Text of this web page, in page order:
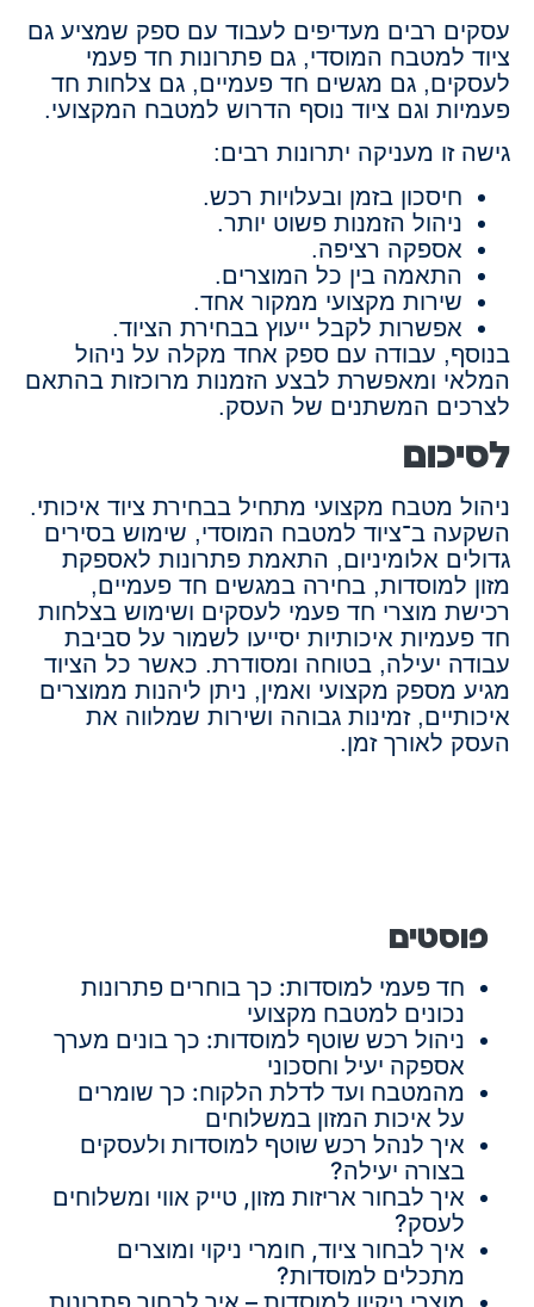
עסקים רבים מעדיפים לעבוד עם ספק שמציע גם
ציוד למטבח המוסדי, גם פתרונות חד פעמי
לעסקים, גם מגשים חד פעמיים, גם צלחות חד
פעמיות וגם ציוד נוסף הדרוש למטבח המקצועי.
גישה זו מעניקה יתרונות רבים:
חיסכון בזמן ובעלויות רכש.
ניהול הזמנות פשוט יותר.
אספקה רציפה.
התאמה בין כל המוצרים.
שירות מקצועי ממקור אחד.
אפשרות לקבל ייעוץ בבחירת הציוד.
בנוסף, עבודה עם ספק אחד מקלה על ניהול
המלאי ומאפשרת לבצע הזמנות מרוכזות בהתאם
לצרכים המשתנים של העסק.
לסיכום
ניהול מטבח מקצועי מתחיל בבחירת ציוד איכותי.
השקעה ב־ציוד למטבח המוסדי, שימוש בסירים
גדולים אלומיניום, התאמת פתרונות לאספקת
מזון למוסדות, בחירה במגשים חד פעמיים,
רכישת מוצרי חד פעמי לעסקים ושימוש בצלחות
חד פעמיות איכותיות יסייעו לשמור על סביבת
עבודה יעילה, בטוחה ומסודרת. כאשר כל הציוד
מגיע מספק מקצועי ואמין, ניתן ליהנות ממוצרים
איכותיים, זמינות גבוהה ושירות שמלווה את
העסק לאורך זמן.
פוסטים
חד פעמי למוסדות: כך בוחרים פתרונות
נכונים למטבח מקצועי
ניהול רכש שוטף למוסדות: כך בונים מערך
אספקה יעיל וחסכוני
מהמטבח ועד לדלת הלקוח: כך שומרים
על איכות המזון במשלוחים
איך לנהל רכש שוטף למוסדות ולעסקים
בצורה יעילה?
איך לבחור אריזות מזון, טייק אווי ומשלוחים
לעסק?
איך לבחור ציוד, חומרי ניקוי ומוצרים
מתכלים למוסדות?